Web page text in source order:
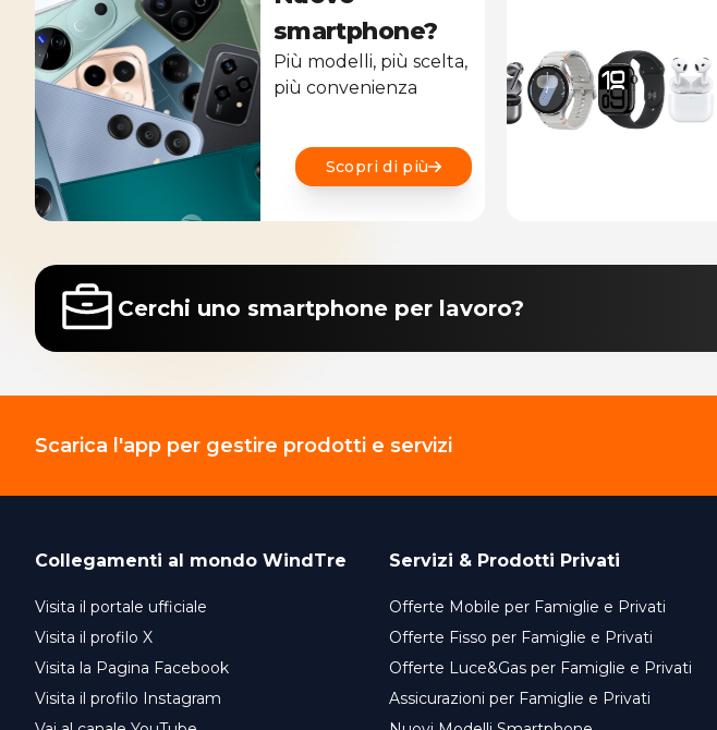
smartphone?
Più modelli, più scelta,
più convenienza
Scopri di più
Cerchi uno smartphone per lavoro?
Scarica l'app per gestire prodotti e servizi
Collegamenti al mondo WindTre
Visita il portale ufficiale
Visita il profilo X
Visita la Pagina Facebook
Visita il profilo Instagram
Servizi & Prodotti Privati
Offerte Mobile per Famiglie e Privati
Offerte Fisso per Famiglie e Privati
Offerte Luce&Gas per Famiglie e Privati
Assicurazioni per Famiglie e Privati